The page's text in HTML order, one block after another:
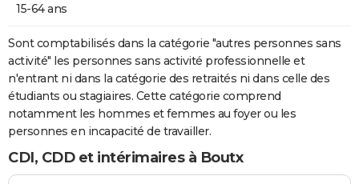
15-64 ans
Sont comptabilisés dans la catégorie "autres personnes sans
activité" les personnes sans activité professionnelle et
n'entrant ni dans la catégorie des retraités ni dans celle des
étudiants ou stagiaires. Cette catégorie comprend
notamment les hommes et femmes au foyer ou les
personnes en incapacité de travailler.
CDI, CDD et intérimaires à Boutx